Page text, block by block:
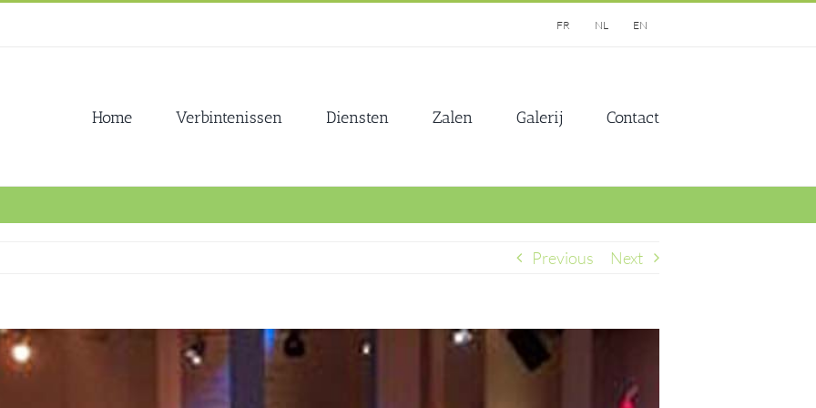
FR NL EN
Home Verbintenissen Diensten Zalen Galerij Contact
Previous Next